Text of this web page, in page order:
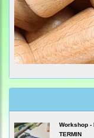
Workshop -
TERMIN